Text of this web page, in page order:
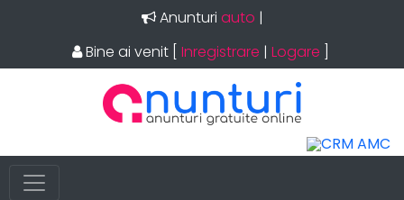
Anunturi auto |
Bine ai venit
Inregistrare | Logare